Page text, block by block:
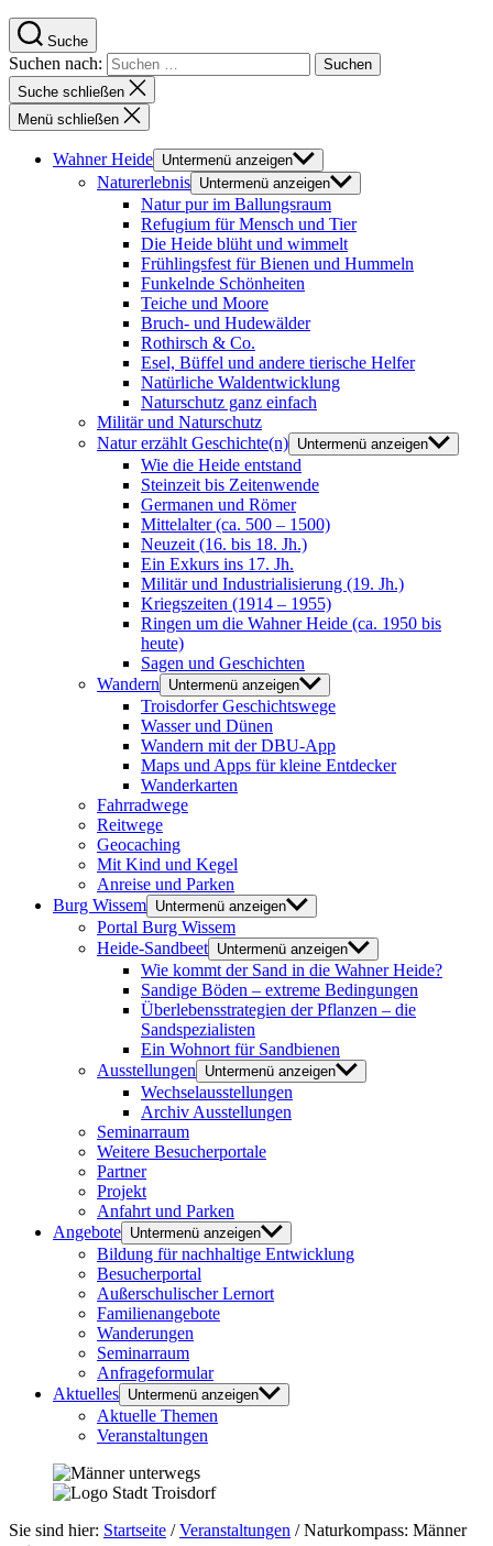
Suche
Suchen nach:
Suche schließen
Menü schließen
Wahner Heide Untermenü anzeigen
Naturerlebnis Untermenü anzeigen
Natur pur im Ballungsraum
Refugium für Mensch und Tier
Die Heide blüht und wimmelt
Frühlingsfest für Bienen und Hummeln
Funkelnde Schönheiten
Teiche und Moore
Bruch- und Hudewälder
Rothirsch & Co.
Esel, Büffel und andere tierische Helfer
Natürliche Waldentwicklung
Naturschutz ganz einfach
Militär und Naturschutz
Natur erzählt Geschichte(n) Untermenü anzeigen
Wie die Heide entstand
Steinzeit bis Zeitenwende
Germanen und Römer
Mittelalter (ca. 500 – 1500)
Neuzeit (16. bis 18. Jh.)
Ein Exkurs ins 17. Jh.
Militär und Industrialisierung (19. Jh.)
Kriegszeiten (1914 – 1955)
Ringen um die Wahner Heide (ca. 1950 bis
heute)
Sagen und Geschichten
Wandern
Untermenü anzeigen
Troisdorfer Geschichtswege
Wasser und Dünen
Wandern mit der DBU-App
Maps und Apps für kleine Entdecker
Wanderkarten
Fahrradwege
Reitwege
Geocaching
Mit Kind und Kegel
Anreise und Parken
Burg Wissem Untermenü anzeigen
Portal Burg Wissem
Heide-Sandbeet Untermenü anzeigen
Wie kommt der Sand in die Wahner Heide?
Sandige Böden – extreme Bedingungen
Überlebensstrategien der Pflanzen – die
Sandspezialisten
Ein Wohnort für Sandbienen
Ausstellungen
Untermenü anzeigen
Wechselausstellungen
Archiv Ausstellungen
Seminarraum
Weitere Besucherportale
Partner
Projekt
Anfahrt und Parken
Angebote Untermenü anzeigen
Bildung für nachhaltige Entwicklung
Besucherportal
Außerschulischer Lernort
Familienangebote
Wanderungen
Seminarraum
Anfrageformular
Aktuelles Untermenü anzeigen
Aktuelle Themen
Veranstaltungen
Sie sind hier: Startseite /Veranstaltungen /Naturkompass: Männer